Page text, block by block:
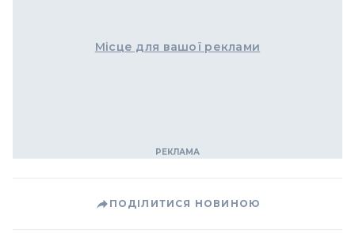
Місце для вашої реклами
ПОДІЛИТИСЯ НОВИНОЮ